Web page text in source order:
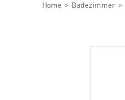
Home Badezimmer